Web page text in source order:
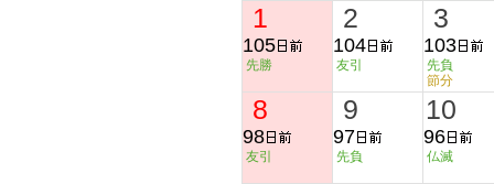
1
105
先勝
2
104
友引
3
103
先負
節分
8
98
友引
9
97
先負
10
96
仏滅